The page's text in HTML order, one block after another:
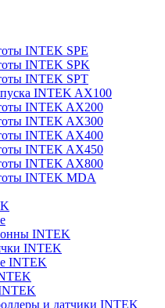
INTEK SPE
INTEK SPK
INTEK SPT
пуска INTEK AX100
INTEK AX200
INTEK AX300
INTEK AX400
INTEK AX450
INTEK AX800
INTEK MDA
INTEK
INTEK
INTEK
и датчики INTEK